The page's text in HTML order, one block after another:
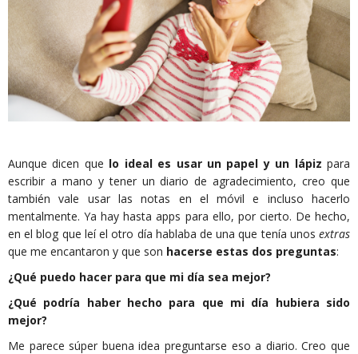
Aunque dicen que lo ideal es usar un papel y un lápiz para
escribir a mano y tener un diario de agradecimiento, creo que
también vale usar las notas en el móvil e incluso hacerlo
mentalmente. Ya hay hasta apps para ello, por cierto. De hecho,
en el blog que leí el otro día hablaba de una que tenía unos extras
que me encantaron y que son hacerse estas dos preguntas:
¿Qué puedo hacer para que mi día sea mejor?
¿Qué podría haber hecho para que mi día hubiera sido
mejor?
Me parece súper buena idea preguntarse eso a diario. Creo que